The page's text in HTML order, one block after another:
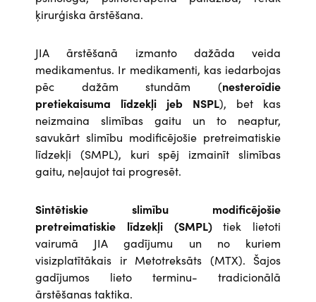
ķirurģiska ārstēšana.
JIA ārstēšanā izmanto dažāda veida
medikamentus. Ir medikamenti, kas iedarbojas
pēc dažām stundām (nesteroīdie
pretiekaisuma līdzekļi jeb NSPL), bet kas
neizmaina slimības gaitu un to neaptur,
savukārt slimību modificējošie pretreimatiskie
līdzekļi (SMPL), kuri spēj izmainīt slimības
gaitu, neļaujot tai progresēt.
Sintētiskie slimību modificējošie
pretreimatiskie līdzekļi (SMPL)tiek lietoti
vairumā JIA gadījumu un no kuriem
visizplatītākais ir Metotreksāts (MTX). Šajos
gadījumos lieto terminu- tradicionālā
ārstēšanas taktika.